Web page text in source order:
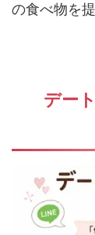
の食べ物を
デー